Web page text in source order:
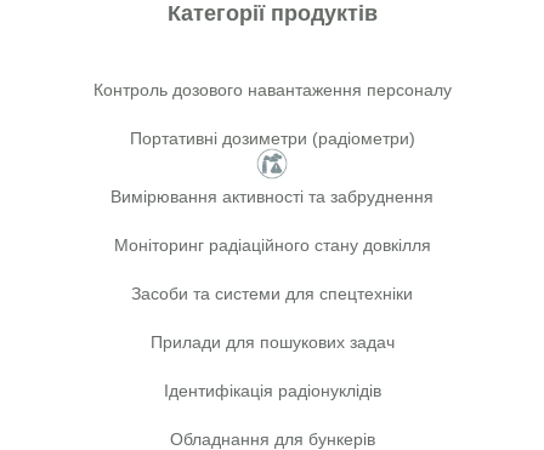
Категорії продуктів
Контроль дозового навантаження персоналу
Портативні дозиметри (радіометри)
Вимірювання активності та забруднення
Моніторинг радіаційного стану довкілля
Засоби та системи для спецтехніки
Прилади для пошукових задач
Ідентифікація радіонуклідів
Обладнання для бункерів